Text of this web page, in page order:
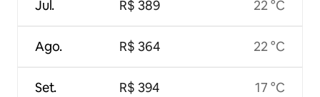
Jul.
Ago.
Set.
R$ 389
R$ 364
R$ 394
22 °C
22 °C
17 °C